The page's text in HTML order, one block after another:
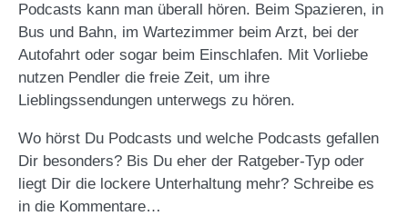
Podcasts kann man überall hören. Beim Spazieren, in
Bus und Bahn, im Wartezimmer beim Arzt, bei der
Autofahrt oder sogar beim Einschlafen. Mit Vorliebe
nutzen Pendler die freie Zeit, um ihre
Lieblingssendungen unterwegs zu hören.
Wo hörst Du Podcasts und welche Podcasts gefallen
Dir besonders? Bis Du eher der Ratgeber-Typ oder
liegt Dir die lockere Unterhaltung mehr? Schreibe es
in die Kommentare…